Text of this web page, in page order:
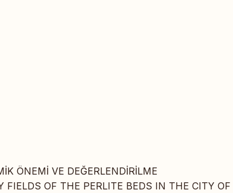
ÖNEMİ VE DEĞERLENDİRİLME
OF THE PERLITE BEDS IN THE CITY OF